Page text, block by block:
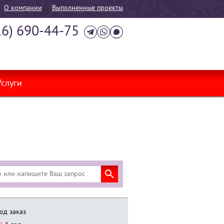
О компании Выполненные проекты
690-44-75
заказ